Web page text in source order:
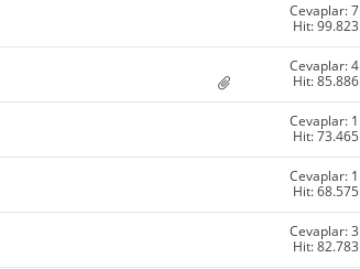
Cevaplar: 7
Hit: 99.823
Cevaplar: 4
Hit: 85.886
Cevaplar: 1
Hit: 73.465
Cevaplar: 1
Hit: 68.575
Cevaplar: 3
Hit: 82.783